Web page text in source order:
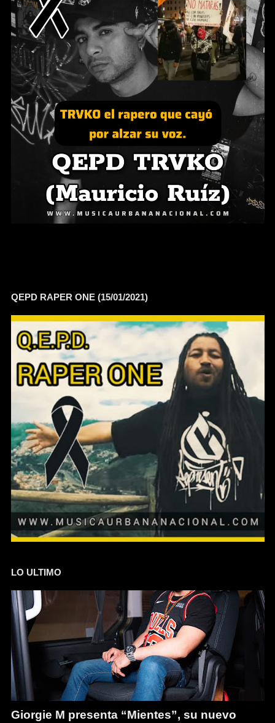
QEPD RAPER ONE (15/01/2021)
LO ULTIMO
Giorgie M presenta “Mientes”, su nuevo